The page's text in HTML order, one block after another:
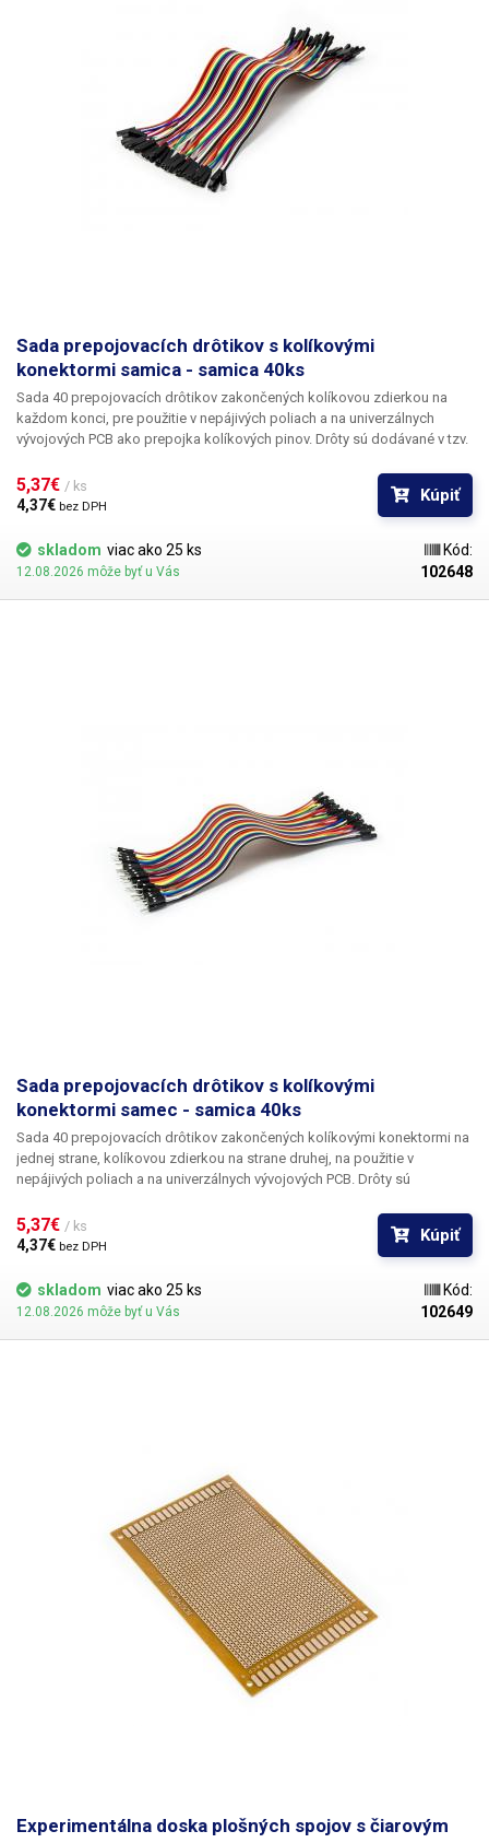
Sada prepojovacích drôtikov s kolíkovými
konektormi samica - samica 40ks
Sada 40 prepojovacích drôtikov zakončených kolíkovou zdierkou na
každom konci, pre použitie v nepájivých poliach a na univerzálnych
vývojových PCB ako prepojka kolíkových pinov. Drôty sú dodávané v tzv.
potrebnom množstve, jednotlivo alebo napr. Vo zväzku po niekoľkých
vodičoch. Každá traka obsahuje 10 farieb po štyroch sériách.
5,37€ / ks
4,37€ bez DPH
Kúpiť
skladom viac ako 25 ks
12.08.2026 môže byť u Vás
Kód:
102648
Sada prepojovacích drôtikov s kolíkovými
konektormi samec - samica 40ks
Sada 40 prepojovacích drôtikov zakončených kolíkovými konektormi na
jednej strane, kolíkovou zdierkou na strane druhej, na použitie v
nepájivých poliach a na univerzálnych vývojových PCB. Drôty sú
oddeľujú v potrebnom množstve, jednotlivo alebo napr. vo zväzku po
niekoľkých vodičoch. Každá traka obsahuje 10 farieb po štyroch sériách.
5,37€ / ks
4,37€ bez DPH
Kúpiť
skladom viac ako 25 ks
12.08.2026 môže byť u Vás
Kód:
102649
Experimentálna doska plošných spojov s čiarovým